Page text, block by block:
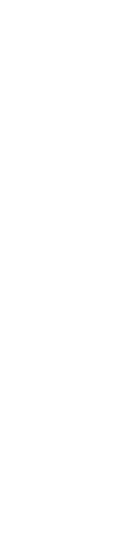
multilingue.
progetto e